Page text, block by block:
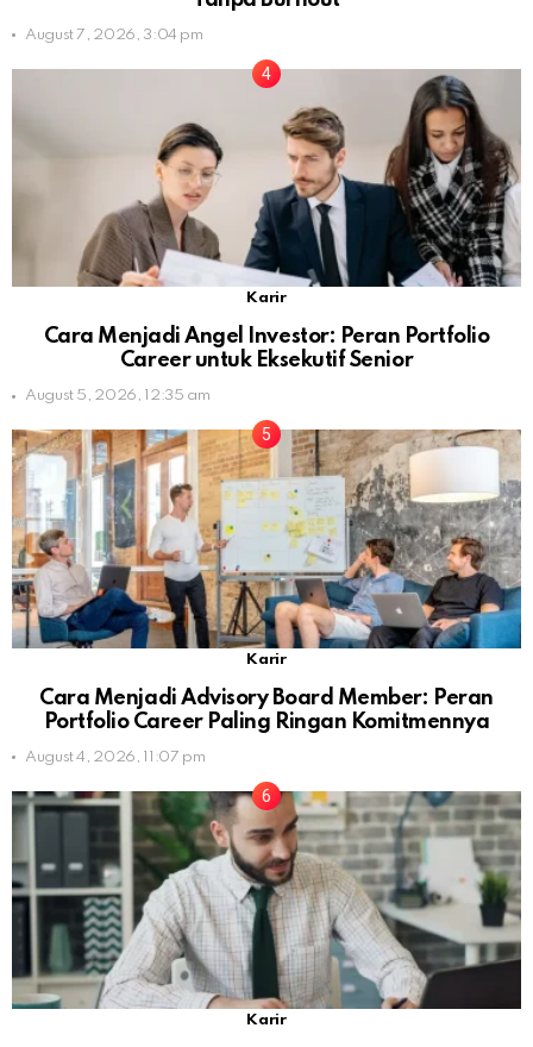
August 7, 2026, 3:04 pm
Karir
Cara Menjadi Angel Investor: Peran Portfolio
Career untuk Eksekutif Senior
August 5, 2026, 12:35 am
Karir
Cara Menjadi Advisory Board Member: Peran
Portfolio Career Paling Ringan Komitmennya
August 4, 2026, 11:07 pm
Karir